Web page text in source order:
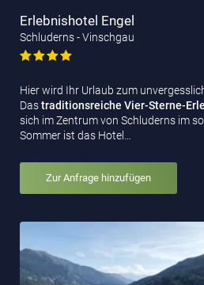
Erlebnishotel Engel
Schluderns - Vinschgau
Hier wird Ihr Urlaub zum
Dastraditionsreiche Vier-Sterne-
sich im Zentrum von Schluderns im
Sommer ist das Hotel…
Zur Anfrage hinzufügen